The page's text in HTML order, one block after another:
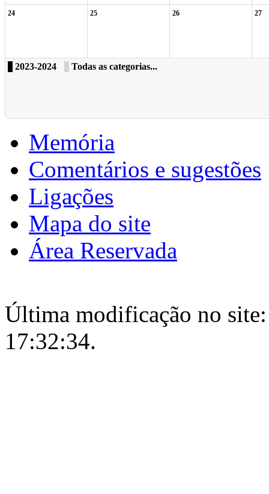
24 25 26 27
2023-2024 Todas as categorias...
Memória
Comentários e sugestões
Ligações
Mapa do site
Área Reservada
Última modificação no
17:32:34.